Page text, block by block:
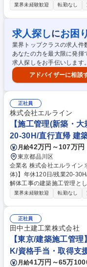
理）をお任せします。地元
等）現場での工程・品質・
や職人の手配、資材調達 ■
ど） ■発注者や近隣住民と
ら約3年間予定されている
です。経験や能力に応じた規模の
崎の未来を創る/転勤なし】
業界未経験歓迎 転勤なし
求人探しにお困り
業界トップクラスの求人件
あなたの力を最大限に発揮
求人探しをお手伝いします。
アドバイザーに相談
正社員
株式会社エルライン
【施工管理(新築・
20-30H/直行直帰 建
月給42万円～107万円
東京都品川区
企業名 株式会社エルライン 求人名 【施工管理(新築・大規模修繕・解
体)】年休120日/残業20-30H/直行直帰◎ 仕事の内
解体工事の建築施工管理と
タセンターなどの施工管理
調整、進捗管理■安全管理の
策および近隣対応の調整■
査対応、各種書類の作成・
若手技術者の指導・育成
業務のみ 募集職種 【施工管理(新築・大規模修繕・解体)】年休120日/残業
20-30H/直行直帰◎
業界未経験歓迎 転勤なし
正社員
田中土建工業株式会社
【東京/建築施工管
K/資格手当・取得支
月給41万円～65万